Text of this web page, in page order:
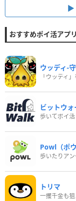
おすすめポイ活アプ
ウッディ‐
「ウッディ
ビットウォ
Powl（ポウ
トリマ
一攫千金も